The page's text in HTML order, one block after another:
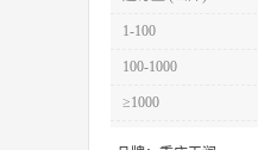
1-100
100-1000
≥1000